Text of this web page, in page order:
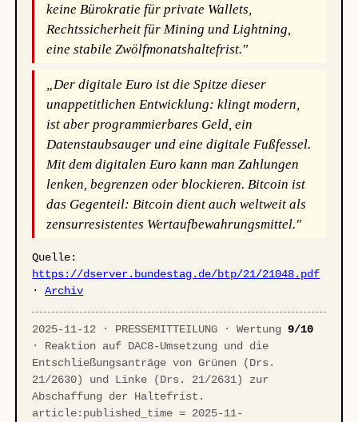
keine Bürokratie für private Wallets,
Rechtssicherheit für Mining und Lightning,
eine stabile Zwölfmonatshaltefrist."
„Der digitale Euro ist die Spitze dieser
unappetitlichen Entwicklung: klingt modern,
ist aber programmierbares Geld, ein
Datenstaubsauger und eine digitale Fußfessel.
Mit dem digitalen Euro kann man Zahlungen
lenken, begrenzen oder blockieren. Bitcoin ist
das Gegenteil: Bitcoin dient auch weltweit als
zensurresistentes Wertaufbewahrungsmittel."
Quelle:
https://dserver.bundestag.de/btp/21/21048.pdf
·Archiv
2025-11-12 · PRESSEMITTEILUNG · Wertung9/10
· Reaktion auf DAC8-Umsetzung und die
Entschließungsanträge von Grünen (Drs.
21/2630) und Linke (Drs. 21/2631) zur
Abschaffung der Haltefrist.
article:published_time = 2025-11-